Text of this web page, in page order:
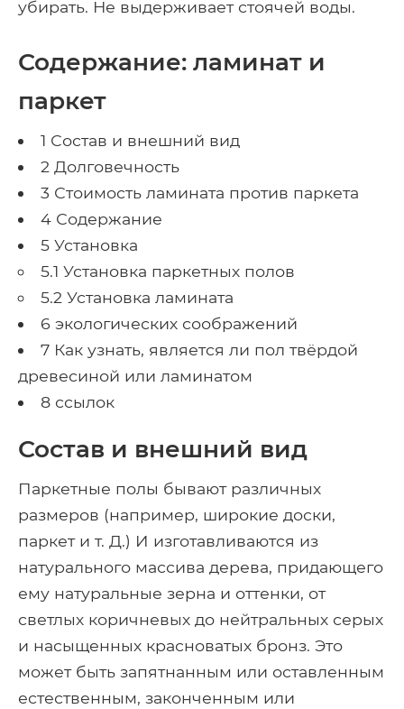
убирать. Не выдерживает стоячей воды.
Содержание: ламинат и
паркет
1 Состав и внешний вид
2 Долговечность
3 Стоимость ламината против паркета
4 Содержание
5 Установка
5.1 Установка паркетных полов
5.2 Установка ламината
6 экологических соображений
7 Как узнать, является ли пол твёрдой
древесиной или ламинатом
8 ссылок
Состав и внешний вид
Паркетные полы бывают различных
размеров (например, широкие доски,
паркет и т. Д.) И изготавливаются из
натурального массива дерева, придающего
ему натуральные зерна и оттенки, от
светлых коричневых до нейтральных серых
и насыщенных красноватых бронз. Это
может быть запятнанным или оставленным
естественным, законченным или